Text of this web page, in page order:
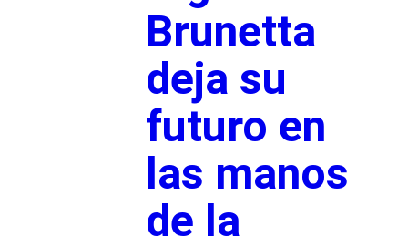
Brunetta
deja su
futuro en
las manos
de la